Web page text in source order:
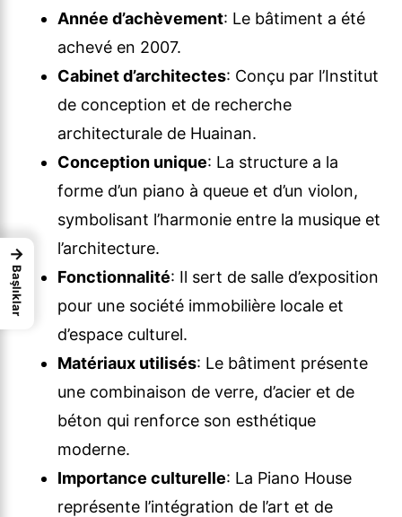
Année d’achèvement: Le bâtiment a été
achevé en 2007.
Cabinet d’architectes: Conçu par l’Institut
de conception et de recherche
architecturale de Huainan.
Conception unique: La structure a la
forme d’un piano à queue et d’un violon,
symbolisant l’harmonie entre la musique et
l’architecture.
Fonctionnalité: Il sert de salle d’exposition
pour une société immobilière locale et
d’espace culturel.
Matériaux utilisés: Le bâtiment présente
une combinaison de verre, d’acier et de
béton qui renforce son esthétique
moderne.
Importance culturelle: La Piano House
représente l’intégration de l’art et de
→
Başlıklar